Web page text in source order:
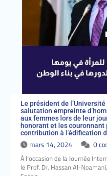
pour leur
contribution à
la nation
Le président de
salutation empreinte
aux femmes lors de leur
honorant et les couronnant
contribution à l’édification
mars 14, 2024 0
À l'occasion de la Journée
le Prof. Dr. Hassan Al-